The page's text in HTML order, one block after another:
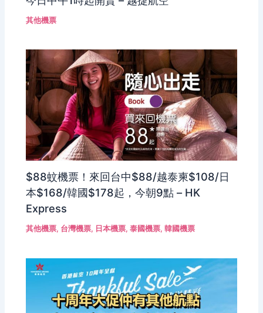
其他機票
$88蚊機票！來回台中$88/越泰柬$108/日
本$168/韓國$178起，今朝9點 – HK
Express
其他機票, 台灣機票, 日本機票,泰國機票,韓國機票